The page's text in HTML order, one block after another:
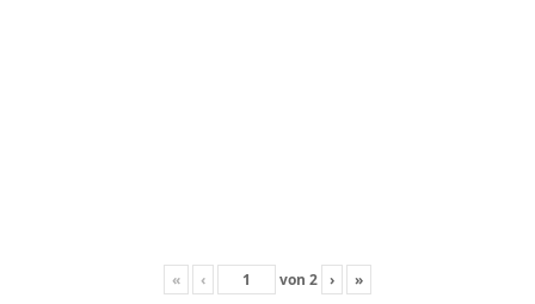
« ‹ von 2 › »